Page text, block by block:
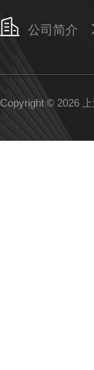
公司简介
Copyright © 2026